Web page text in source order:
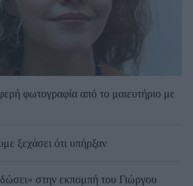
φωτογραφία από το μαιευτήριο με
ξεχάσει ότι υπήρξαν
στην εκπομπή του Γιώργου